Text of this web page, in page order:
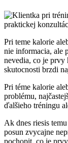
Pri teme kalorie
nie informacia, ale
nevedia, co je prvy
skutocnosti brzdi
Pri téme kalorie
problému,
ďalšieho tréningu
Ak dnes riesis
posun zvycajne
pochopit, co je